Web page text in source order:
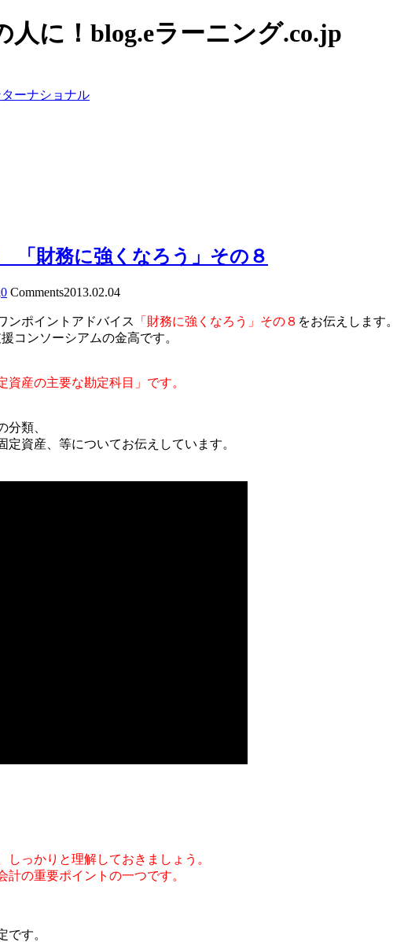
に！blog.eラーニング.co.jp
ーナショナル
財務に強くなろう」その８
0 Comments2013.02.04
ポイントアドバイス 「財務に強くなろう」その８ をお伝えします。
コンソーシアムの金高です。
産の主要な勘定科目」です。
類、
資産、等についてお伝えしています。
っかりと理解しておきましょう。
の重要ポイントの一つです。
です。